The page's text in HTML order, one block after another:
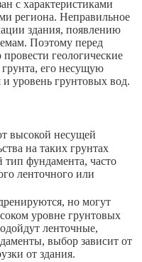
с характеристиками
региона. Неправильное
здания, появлению
Поэтому перед
геологические
его несущую
и уровень грунтовых вод.
высокой несущей
на таких грунтах
фундамента, часто
ленточного или
но могут
уровне грунтовых
ленточные,
выбор зависит от
от здания.